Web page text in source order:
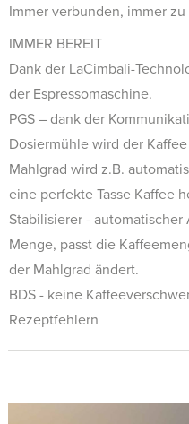
Immer verbunden, immer
IMMER BEREIT
Dank der LaCimbali-
der Espressomaschine.
PGS – dank der
Dosiermühle wird der
Mahlgrad wird z.B.
eine perfekte Tasse Kaffee
Stabilisierer -
Menge, passt die
der Mahlgrad ändert.
BDS - keine
Rezeptfehlern